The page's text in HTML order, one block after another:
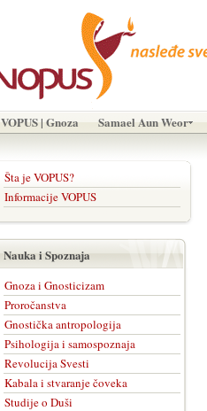
VOPUS | Gnoza Samael Aun Weor
Šta je VOPUS?
Informacije VOPUS
Nauka i Spoznaja
Gnoza i Gnosticizam
Proročanstva
Gnostička antropologija
Psihologija i samospoznaja
Revolucija Svesti
Kabala i stvaranje čoveka
Studije o Duši